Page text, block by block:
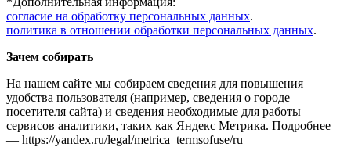
согласие на обработку персональных данных.
политика в отношении обработки персональных данных.
Зачем собирать
На нашем сайте мы собираем сведения для повышения
удобства пользователя (например, сведения о городе
посетителя сайта) и сведения необходимые для работы
сервисов аналитики, таких как Яндекс Метрика. Подробнее
— https://yandex.ru/legal/metrica_termsofuse/ru